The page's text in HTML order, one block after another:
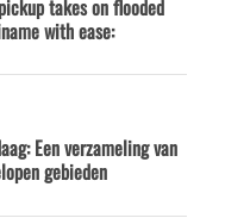
takes on flooded
with ease:
Een verzameling van
gebieden